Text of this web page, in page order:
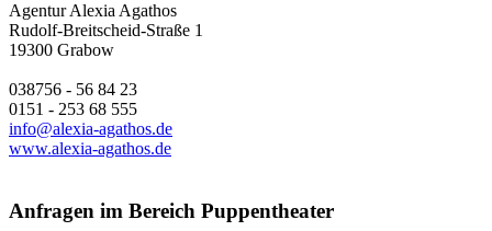
Agentur Alexia Agathos
Rudolf-Breitscheid-Straße 1
19300 Grabow
038756 - 56 84 23
0151 - 253 68 555
info@alexia-agathos.de
www.alexia-agathos.de
Anfragen im Bereich Puppentheater